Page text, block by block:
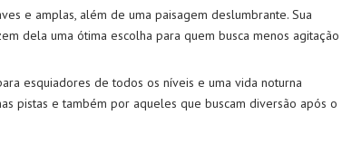
e amplas, além de uma paisagem deslumbrante. Sua
dela uma ótima escolha para quem busca menos agitação
esquiadores de todos os níveis e uma vida noturna
pistas e também por aqueles que buscam diversão após o